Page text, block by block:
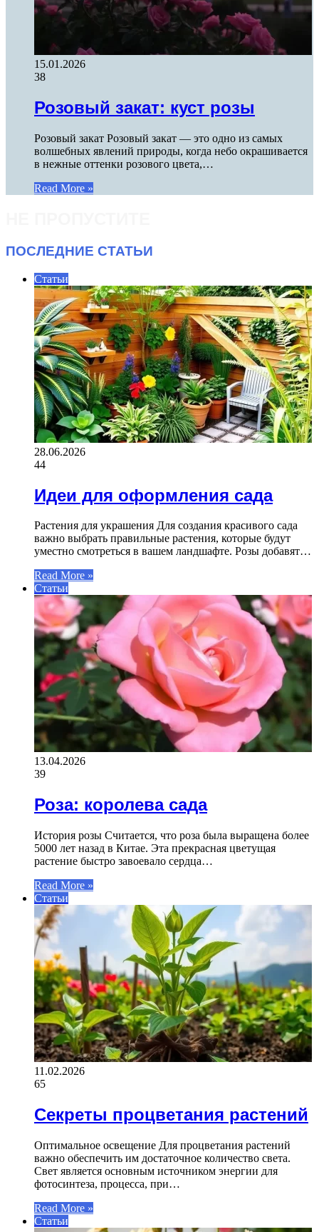
15.01.2026
38
Розовый закат: куст розы
Розовый закат Розовый закат — это одно из самых
волшебных явлений природы, когда небо окрашивается
в нежные оттенки розового цвета,…
Read More »
ПОСЛЕДНИЕ СТАТЬИ
Статьи
28.06.2026
44
Идеи для оформления сада
Растения для украшения Для создания красивого сада
важно выбрать правильные растения, которые будут
уместно смотреться в вашем ландшафте. Розы добавят…
Read More »
Статьи
13.04.2026
39
Роза: королева сада
История розы Считается, что роза была выращена более
5000 лет назад в Китае. Эта прекрасная цветущая
растение быстро завоевало сердца…
Read More »
Статьи
11.02.2026
65
Секреты процветания растений
Оптимальное освещение Для процветания растений
важно обеспечить им достаточное количество света.
Свет является основным источником энергии для
фотосинтеза, процесса, при…
Read More »
Статьи